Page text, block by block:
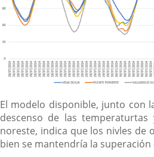
El modelo disponible, junto con
descenso de las
noreste, indica que los nivles de
bien se mantendría la superación